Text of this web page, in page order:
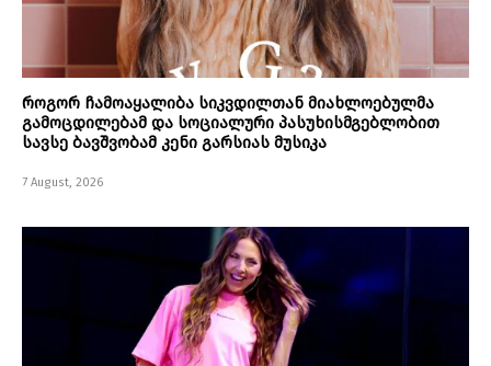
როგორ ჩამოაყალიბა სიკვდილთან მიახლოებულმა
გამოცდილებამ და სოციალური პასუხისმგებლობით
სავსე ბავშვობამ კენი გარსიას მუსიკა
7 August, 2026